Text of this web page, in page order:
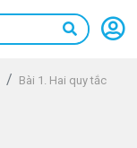
Bài 1. Hai quy tắc